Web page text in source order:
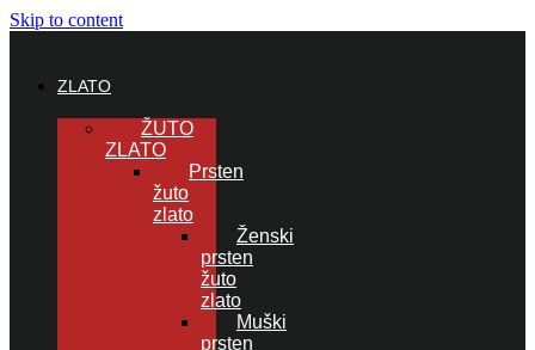
Skip to content
ZLATO
ŽUTO
ZLATO
Prsten
žuto
zlato
Ženski
prsten
žuto
zlato
Muški
prsten